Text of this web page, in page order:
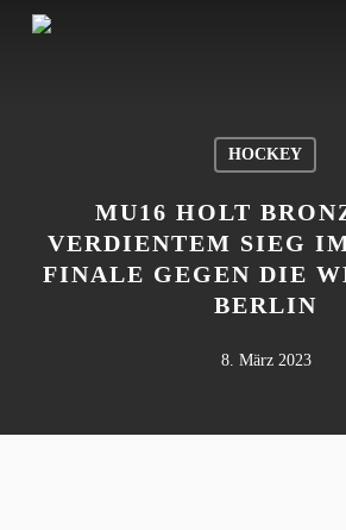
Skip
HOCKEY
MU16 HOLT
VERDIENTEM SIEG
FINALE GEGEN DIE
BERLIN
8. März 2023